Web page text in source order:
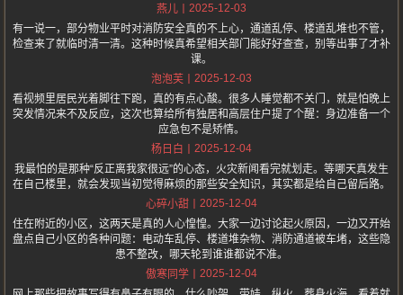
燕儿
2025-12-03
有一说一，部分物业平时对消防安全真的不上心，通道乱停、楼道乱堆也不管，
检查来了就临时清一清。这种时候真希望相关部门能好好查查，别等出事了才补
课。
泡泡芙
2025-12-03
看视频里居民光着脚往下跑，真的有点心酸。很多人睡觉都不关门，就是怕晚上
突发情况来不及反应，这次也算给所有独居和高层住户提了个醒：身边准备一个
应急包不是矫情。
杨日白
2025-12-04
我最怕的是那种“反正离我家很远”的心态，火灾新闻看完就划走。等哪天真发生
在自己楼里，就会发现当初觉得麻烦的那些安全知识，其实都是给自己留后路。
心碎小甜
2025-12-04
住在附近的小区，这两天是真的人心惶惶。大家一边讨论起火原因，一边又开始
盘点自己小区的各种问题：电动车乱停、楼道堆杂物、消防通道被车堵，这些隐
患不整改，哪天轮到谁谁都说不准。
傲寒同学
2025-12-04